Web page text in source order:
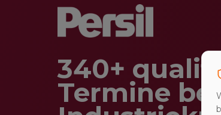
340+
Termine bei